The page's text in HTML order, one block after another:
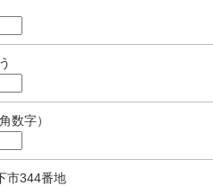
数字）
市344番地